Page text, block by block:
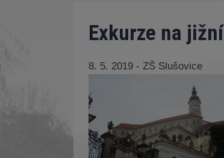
Exkurze na
8. 5. 2019 - ZŠ Slušovice